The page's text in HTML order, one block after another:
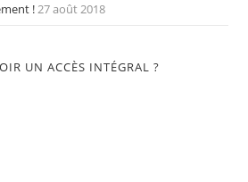
!27 août 2018
UN ACCÈS INTÉGRAL ?